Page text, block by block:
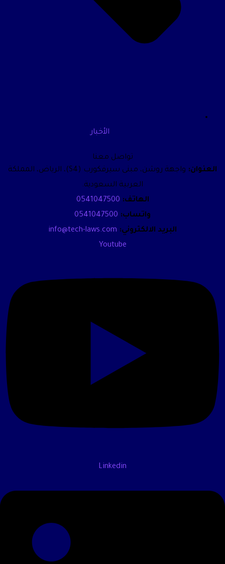
الأخبار
تواصل معنا
العنوان:
واجهة روشن، مبنى سيرفكورب (S4)، الرياض، المملكة
العربية السعودية.
الهاتف: 0541047500
واتساب: 0541047500
البريد الالكتروني: info@tech-laws.com
Youtube
Linkedin